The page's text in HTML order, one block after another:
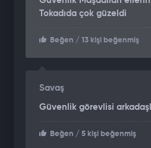
Tokadıda çok güzeldi
Beğen / 13 kişi beğenmiş
Savaş
Güvenlik görevlisi
Beğen / 5 kişi beğenmiş